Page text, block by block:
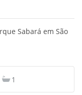
Sabará em São
1